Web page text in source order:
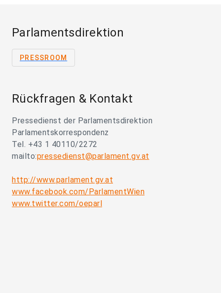
Parlamentsdirektion
PRESSROOM
Rückfragen & Kontakt
Pressedienst der Parlamentsdirektion
Parlamentskorrespondenz
Tel. +43 1 40110/2272
mailto:pressedienst@parlament.gv.at
http://www.parlament.gv.at
www.facebook.com/ParlamentWien
www.twitter.com/oeparl